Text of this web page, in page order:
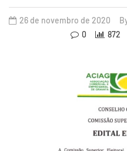
26 de novembro de 2020
0
872